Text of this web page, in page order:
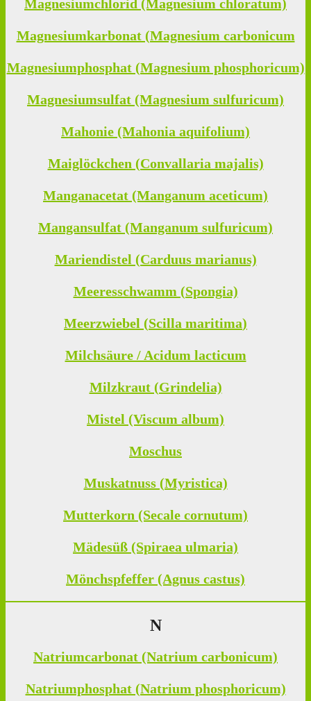
Magnesiumchlorid (Magnesium chloratum)
Magnesiumkarbonat (Magnesium carbonicum
Magnesiumphosphat (Magnesium phosphoricum)
Magnesiumsulfat (Magnesium sulfuricum)
Mahonie (Mahonia aquifolium)
Maiglöckchen (Convallaria majalis)
Manganacetat (Manganum aceticum)
Mangansulfat (Manganum sulfuricum)
Mariendistel (Carduus marianus)
Meeresschwamm (Spongia)
Meerzwiebel (Scilla maritima)
Milchsäure / Acidum lacticum
Milzkraut (Grindelia)
Mistel (Viscum album)
Moschus
Muskatnuss (Myristica)
Mutterkorn (Secale cornutum)
Mädesüß (Spiraea ulmaria)
Mönchspfeffer (Agnus castus)
N
Natriumcarbonat (Natrium carbonicum)
Natriumphosphat (Natrium phosphoricum)